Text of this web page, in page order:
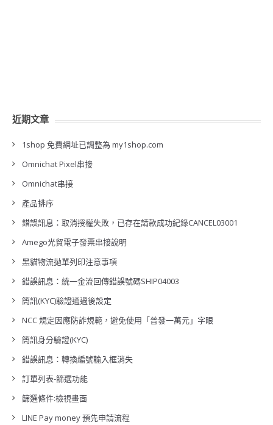
近期文章
1shop 免費網址已調整為 my1shop.com
Omnichat Pixel串接
Omnichat串接
產品排序
錯誤訊息：取消授權失敗，已存在請款成功紀錄CANCEL03001
Amego光貿電子發票串接說明
黑貓物流拋單列印注意事項
錯誤訊息：統一金流回傳錯誤號碼SHIP04003
簡訊(KYC)驗證通過後設定
NCC 規定因應防詐規範，避免使用「普發一萬元」字眼
簡訊身分驗證(KYC)
錯誤訊息：轉換編號輸入框消失
訂單列表-篩選功能
篩選條件:檢視畫面
LINE Pay money 預先申請流程